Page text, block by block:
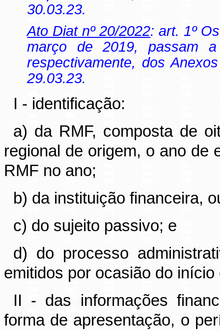
30.03.23.
Ato Diat nº 20/2022: art. 1º
março de 2019, passam a
respectivamente, dos
29.03.23.
I - identificação:
a) da RMF, composta de
regional de origem, o ano de
RMF no ano;
b) da instituição financeira,
c) do sujeito passivo; e
d) do processo
emitidos por ocasião do
II - das informações
forma de apresentação, o